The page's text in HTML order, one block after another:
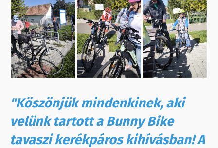
"Köszönjük mindenkinek, aki
velünk tartott a Bunny Bike
tavaszi kerékpáros kihívásban! A